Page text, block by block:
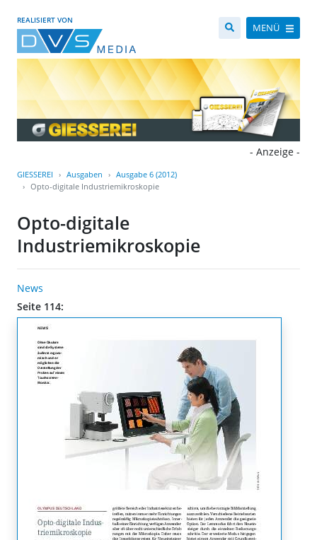
REALISIERT VON
MENÜ
- Anzeige -
GIESSEREI Ausgaben
Ausgabe 6 (2012)
Opto-digitale Industriemikroskopie
Opto-digitale
Industriemikroskopie
News
Seite 114: